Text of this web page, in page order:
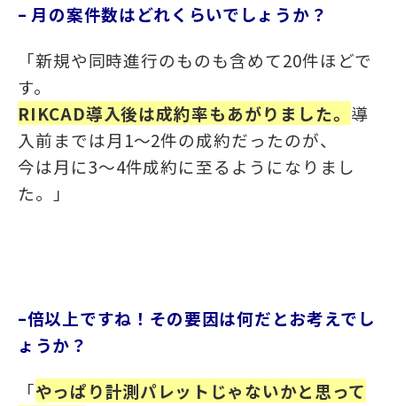
– 月の案件数はどれくらいでしょうか？
「新規や同時進行のものも含めて20件ほどで
す。
RIKCAD導入後は成約率もあがりました。 導
入前までは月1～2件の成約だったのが、
今は月に3～4件成約に至るようになりまし
た。
」
–倍以上ですね！その要因は何だとお考えでし
ょうか？
「やっぱり計測パレットじゃないかと思って